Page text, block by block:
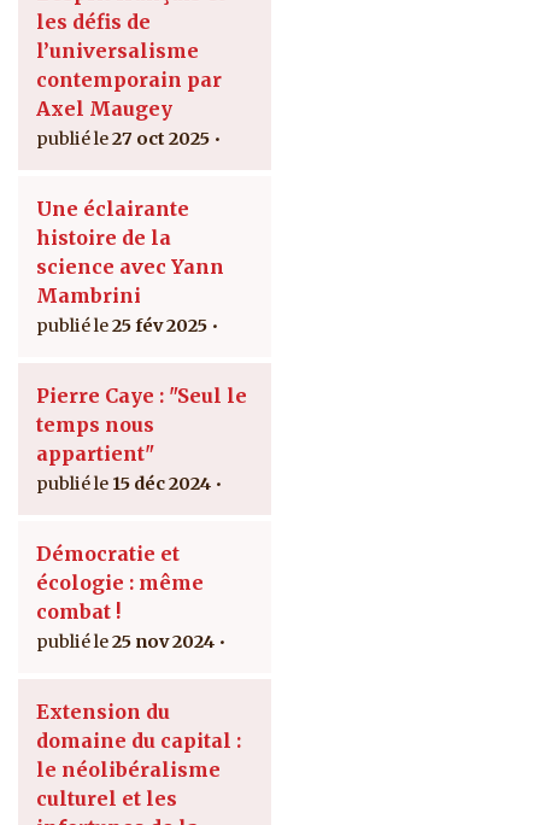
les défis de
l’universalisme
contemporain par
Axel Maugey
27 oct 2025
Une éclairante
histoire de la
science avec Yann
Mambrini
25 fév 2025
Pierre Caye : "Seul le
temps nous
appartient"
15 déc 2024
Démocratie et
écologie : même
combat !
25 nov 2024
Extension du
domaine du capital :
le néolibéralisme
culturel et les